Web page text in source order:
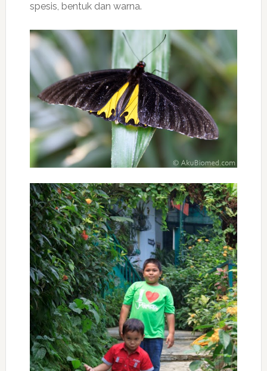
spesis, bentuk dan warna.